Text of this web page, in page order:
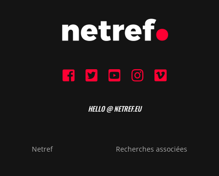
HELLO @ NETREF.EU
Netref Recherches associées